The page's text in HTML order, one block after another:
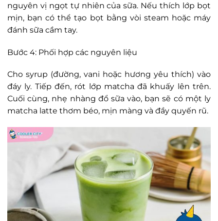
nguyên vị ngọt tự nhiên của sữa. Nếu thích lớp bọt
mịn, bạn có thể tạo bọt bằng vòi steam hoặc máy
đánh sữa cầm tay.
Bước 4: Phối hợp các nguyên liệu
Cho syrup (đường, vani hoặc hương yêu thích) vào
đáy ly. Tiếp đến, rót lớp matcha đã khuấy lên trên.
Cuối cùng, nhẹ nhàng đổ sữa vào, bạn sẽ có một ly
matcha latte thơm béo, mịn màng và đầy quyến rũ.